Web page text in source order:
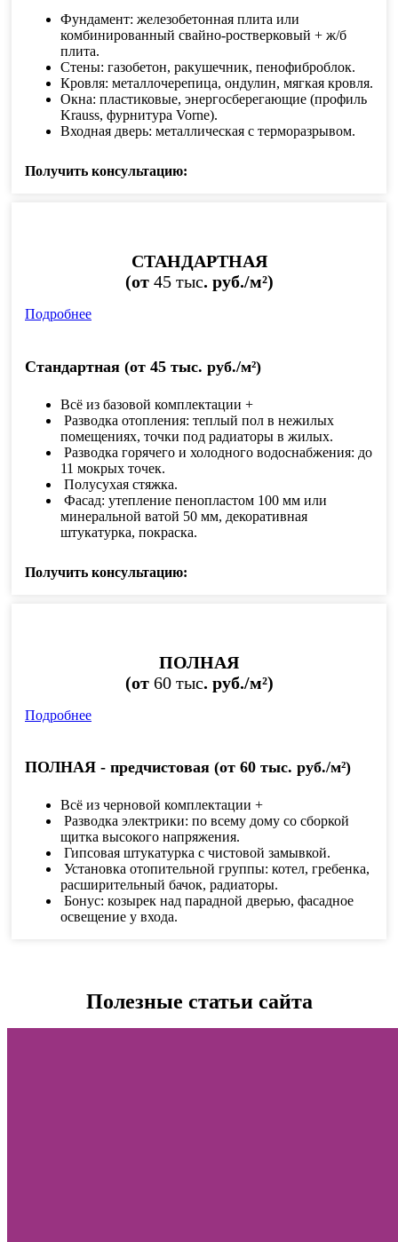
Фундамент: железобетонная плита или
комбинированный свайно-ростверковый + ж/б
плита.
Стены: газобетон, ракушечник, пенофиброблок.
Кровля: металлочерепица, ондулин, мягкая кровля.
Окна: пластиковые, энергосберегающие (профиль
Krauss, фурнитура Vorne).
Входная дверь: металлическая с терморазрывом.
Получить консультацию:
СТАНДАРТНАЯ
(от 45 тыс. руб./м²)
Подробнее
Стандартная (от 45 тыс. руб./м²)
Всё из базовой комплектации +
Разводка отопления: теплый пол в нежилых
помещениях, точки под радиаторы в жилых.
Разводка горячего и холодного водоснабжения: до
11 мокрых точек.
Полусухая стяжка.
Фасад: утепление пенопластом 100 мм или
минеральной ватой 50 мм, декоративная
штукатурка, покраска.
Получить консультацию:
ПОЛНАЯ
(от 60 тыс. руб./м²)
Подробнее
ПОЛНАЯ - предчистовая (от 60 тыс. руб./м²)
Всё из черновой комплектации +
Разводка электрики: по всему дому со сборкой
щитка высокого напряжения.
Гипсовая штукатурка с чистовой замывкой.
Установка отопительной группы: котел, гребенка,
расширительный бачок, радиаторы.
Бонус: козырек над парадной дверью, фасадное
освещение у входа.
Полезные статьи сайта